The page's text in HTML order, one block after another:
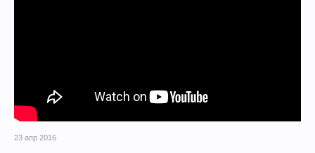
23 апр 2016